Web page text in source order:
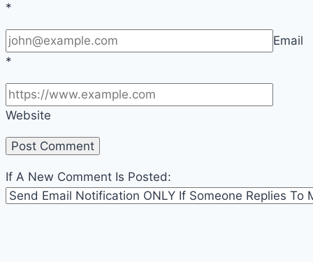
*
Email
*
Website
If A New Comment Is Posted: